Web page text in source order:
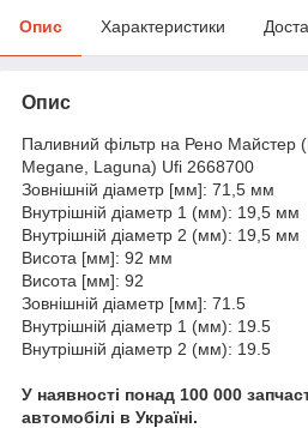
Опис Характеристики
Опис
Паливний фільтр на Рено Майстер
Megane, Laguna) Ufi 2668700
Зовнішній діаметр [мм]: 71,5 мм
Внутрішній діаметр 1 (мм): 19,5 мм
Внутрішній діаметр 2 (мм): 19,5 мм
Висота [мм]: 92 мм
Висота [мм]: 92
Зовнішній діаметр [мм]: 71.5
Внутрішній діаметр 1 (мм): 19.5
Внутрішній діаметр 2 (мм): 19.5
У наявності понад 100 000
автомобілі в Україні.